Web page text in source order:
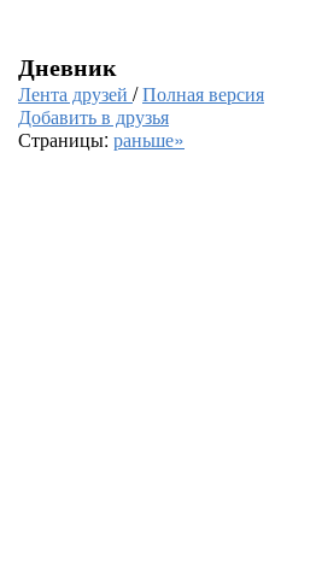
Дневник
Лента друзей /Полная версия
Добавить в друзья
Страницы: раньше»